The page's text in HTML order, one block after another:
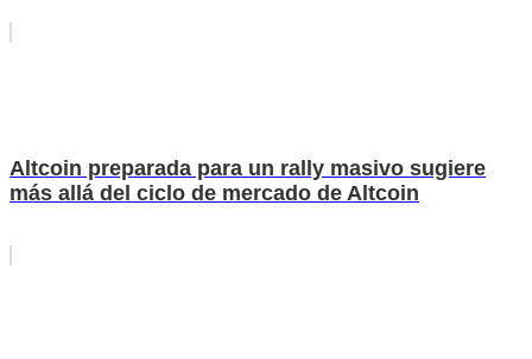
Altcoin preparada para un rally masivo sugiere
más allá del ciclo de mercado de Altcoin